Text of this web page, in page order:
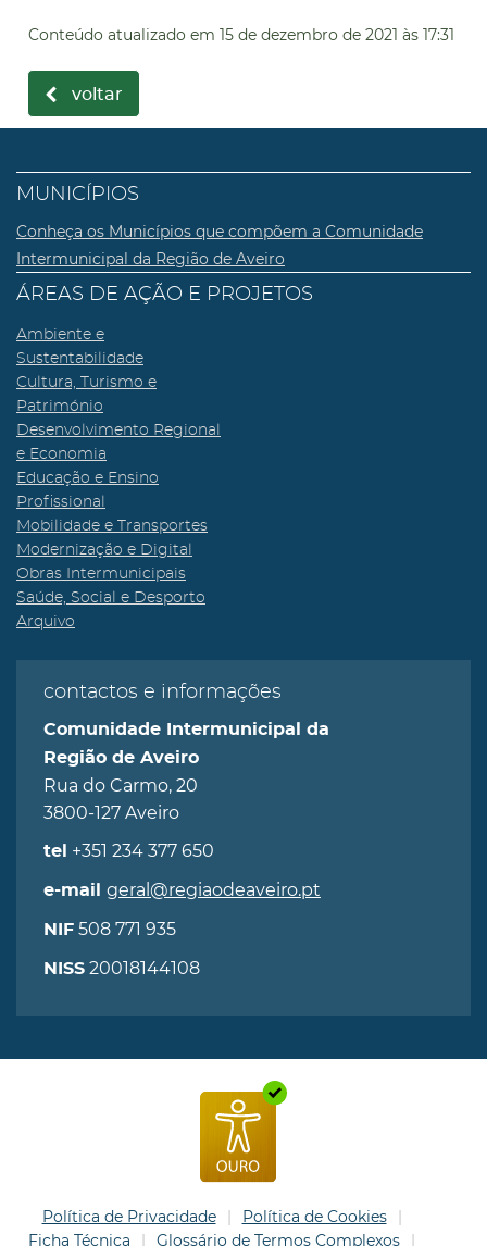
Conteúdo atualizado em 15 de dezembro de 2021 às 17:31
voltar
MUNICÍPIOS
Conheça os Municípios que compõem a Comunidade
Intermunicipal da Região de Aveiro
ÁREAS DE AÇÃO E PROJETOS
Ambiente e
Sustentabilidade
Cultura, Turismo e
Património
Desenvolvimento Regional
e Economia
Educação e Ensino
Profissional
Mobilidade e Transportes
Modernização e Digital
Obras Intermunicipais
Saúde, Social e Desporto
Arquivo
contactos e informações
Comunidade Intermunicipal da
Região de Aveiro
Rua do Carmo, 20
3800-127 Aveiro
tel +351 234 377 650
e-mail geral@regiaodeaveiro.pt
NIF 508 771 935
NISS 20018144108
Política de Privacidade
Política de Cookies
Ficha Técnica
Glossário de Termos Complexos